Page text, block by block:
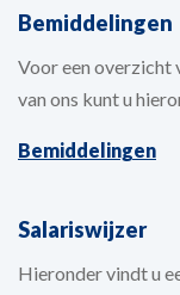
Bemiddelingen
Voor een overzicht
van ons kunt u
Bemiddelingen
Salariswijzer
Hieronder vindt u